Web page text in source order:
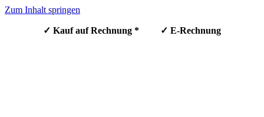
Zum Inhalt springen
✓ Kauf auf Rechnung * ✓ E-Rechnung